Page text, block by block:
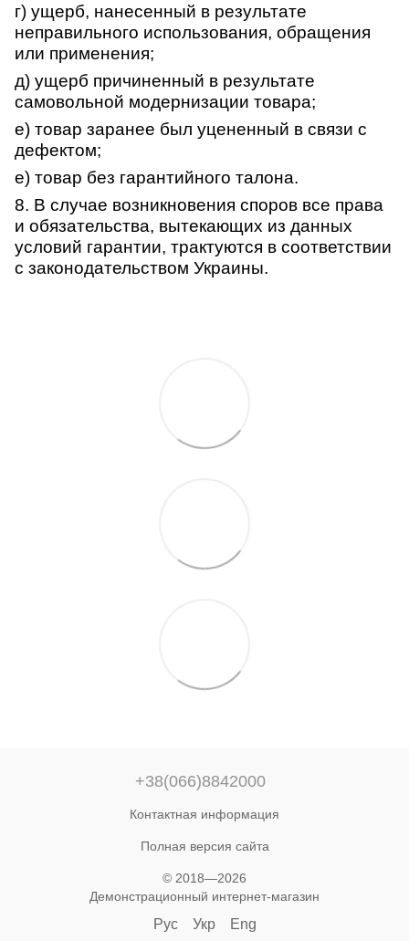
г) ущерб, нанесенный в результате
неправильного использования, обращения
или применения;
д) ущерб причиненный в результате
самовольной модернизации товара;
е) товар заранее был уцененный в связи с
дефектом;
е) товар без гарантийного талона.
8. В случае возникновения споров все права
и обязательства, вытекающих из данных
условий гарантии, трактуются в соответствии
с законодательством Украины.
+38(066)8842000
Контактная информация
Полная версия сайта
© 2018—2026
Демонстрационный интернет-магазин
Рус Укр Eng